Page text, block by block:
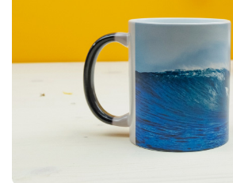
Багетная мастерская